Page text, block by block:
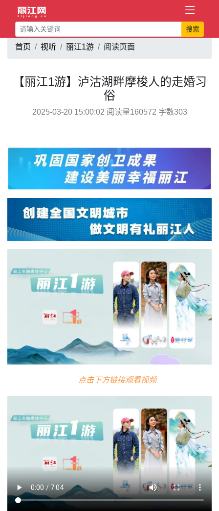
搜索
首页 视听 丽江1游 阅读页面
【丽江1游】泸沽湖畔摩梭人的走婚习
俗
2025-03-20 15:00:02 阅读量160572 字数303
点击下方链接观看视频